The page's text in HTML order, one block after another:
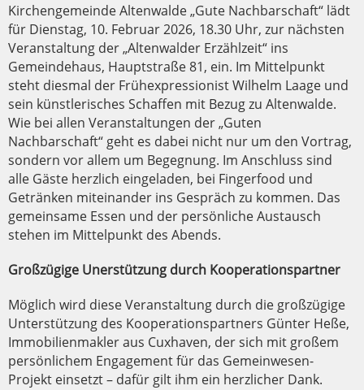
Kirchengemeinde Altenwalde „Gute Nachbarschaft“ lädt
für Dienstag, 10. Februar 2026, 18.30 Uhr, zur nächsten
Veranstaltung der „Altenwalder Erzählzeit“ ins
Gemeindehaus, Hauptstraße 81, ein. Im Mittelpunkt
steht diesmal der Frühexpressionist Wilhelm Laage und
sein künstlerisches Schaffen mit Bezug zu Altenwalde.
Wie bei allen Veranstaltungen der „Guten
Nachbarschaft“ geht es dabei nicht nur um den Vortrag,
sondern vor allem um Begegnung. Im Anschluss sind
alle Gäste herzlich eingeladen, bei Fingerfood und
Getränken miteinander ins Gespräch zu kommen. Das
gemeinsame Essen und der persönliche Austausch
stehen im Mittelpunkt des Abends.
Großzügige Unerstützung durch Kooperationspartner
Möglich wird diese Veranstaltung durch die großzügige
Unterstützung des Kooperationspartners Günter Heße,
Immobilienmakler aus Cuxhaven, der sich mit großem
persönlichem Engagement für das Gemeinwesen-
Projekt einsetzt – dafür gilt ihm ein herzlicher Dank.